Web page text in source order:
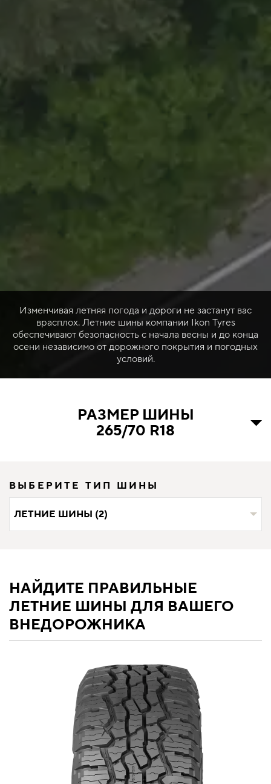
Изменчивая летняя погода и дороги не застанут вас
врасплох. Летние шины компании Ikon Tyres
обеспечивают безопасность с начала весны и до конца
осени независимо от дорожного покрытия и погодных
условий.
РАЗМЕР ШИНЫ
265/70 R18
ВЫБЕРИТЕ ТИП ШИНЫ
ЛЕТНИЕ ШИНЫ (2)
НАЙДИТЕ ПРАВИЛЬНЫЕ
ЛЕТНИЕ ШИНЫ ДЛЯ ВАШЕГО
ВНЕДОРОЖНИКА